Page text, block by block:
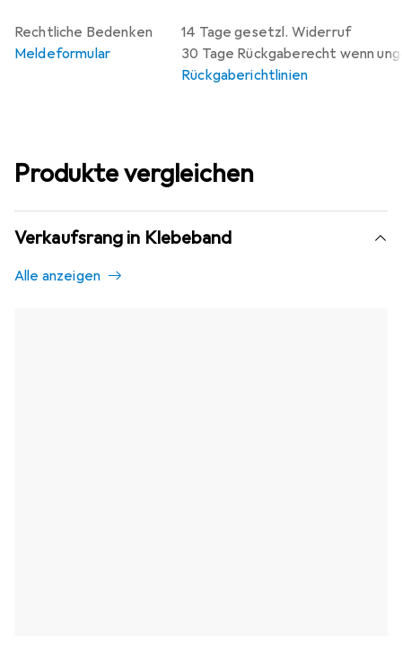
14 Tage gesetzl. Widerruf
30 Tage Rückgaberecht wenn
Rückgaberichtlinien
Rechtliche Bedenken
Meldeformular
Produkte vergleichen
Verkaufsrang in Klebeband
Alle anzeigen